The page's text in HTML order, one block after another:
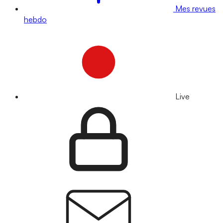
Mes revues
hebdo
Live